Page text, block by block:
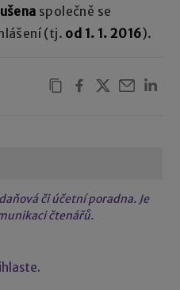
společně se
(tj. od 1. 1. 2016).
či účetní poradna. Je
čtenářů.
.